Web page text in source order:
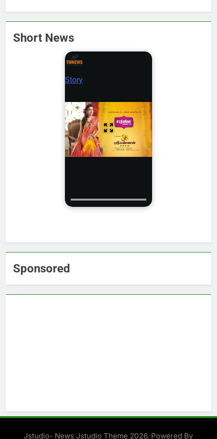
Short News
Story
Sponsored
Jstudio- News Jstudio Theme 2026. Powered By